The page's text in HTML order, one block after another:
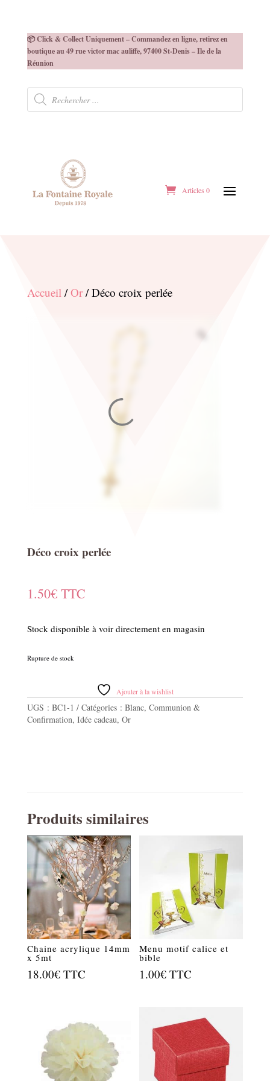
📦 Click & Collect Uniquement – Commandez en ligne, retirez en
boutique au 49 rue victor mac auliffe, 97400 St-Denis – Ile de la
Réunion
Recherche
produits
Articles 0
Accueil/Or/ Déco croix perlée
Déco croix perlée
1.50€ TTC
Stock disponible à voir directement en magasin
Rupture de stock
Ajouter à la wishlist
UGS : BC1-1 Catégories : Blanc, Communion &
Confirmation, Idée cadeau, Or
Produits similaires
Chaine acrylique 14mm
x 5mt
18.00€ TTC
Menu motif calice et
bible
1.00€ TTC